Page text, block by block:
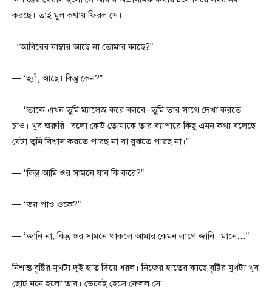
করছে। তাই মূল কথায় ফিরল সে।
–“আবিরের নাম্বার আছে না তোমার কাছে?”
— “হ্যাঁ, আছে। কিন্তু কেন?”
— “তাকে এখন তুমি ম্যাসেজ করে বলবে- তুমি তার সাথে দেখা করতে
চাও। খুব জরুরি। বলো কেউ তোমাকে তার ব্যাপারে কিছু এমন কথা বলেছে
যেটা তুমি বিশ্বাস করতে পারছ না বা বুঝতে পারছ না।”
— “কিন্তু আমি ওর সামনে যাব কি করে?”
— “ভয় পাও ওকে?”
— “জানি না, কিন্তু ওর সামনে থাকলে আমার কেমন লাগে জানি। মানে…”
নিশান্ত বৃষ্টির মুখটা দুই হাত দিয়ে ধরল। নিজের হাতের কাছে বৃষ্টির মুখটা খুব
ছোট মনে হলো তার। ভেবেই হেসে ফেলল সে।